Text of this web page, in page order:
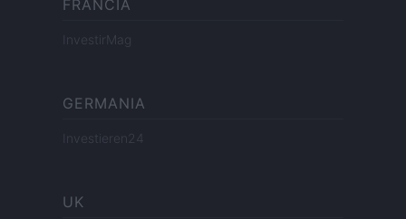
FRANCIA
InvestirMag
GERMANIA
Investieren24
UK